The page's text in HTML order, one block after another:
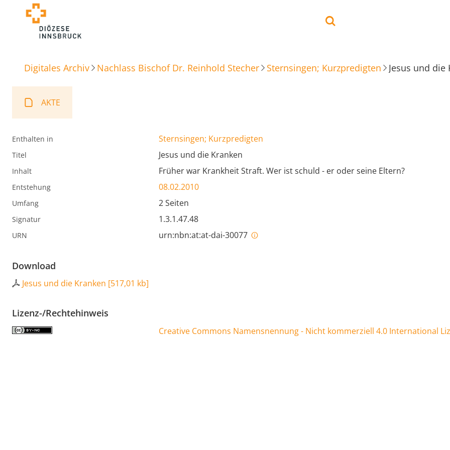
Digitales Archiv Nachlass Bischof Dr. Reinhold Stecher Sternsingen; Kurzpredigten Jesus und die
AKTE
Enthalten in Sternsingen; Kurzpredigten
Titel Jesus und die Kranken
Inhalt Früher war Krankheit Straft. Wer ist schuld - er oder seine Eltern?
Entstehung 08.02.2010
Umfang 2 Seiten
Signatur 1.3.1.47.48
URN urn:nbn:at:at-dai-30077
Download
Jesus und die Kranken [517,01 kb]
Lizenz-/Rechtehinweis
Creative Commons Namensnennung - Nicht kommerziell 4.0 International